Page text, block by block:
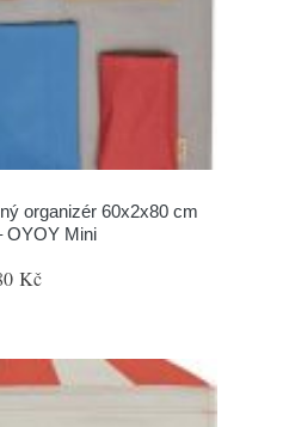
organizér 60x2x80 cm
OYOY Mini
Kč